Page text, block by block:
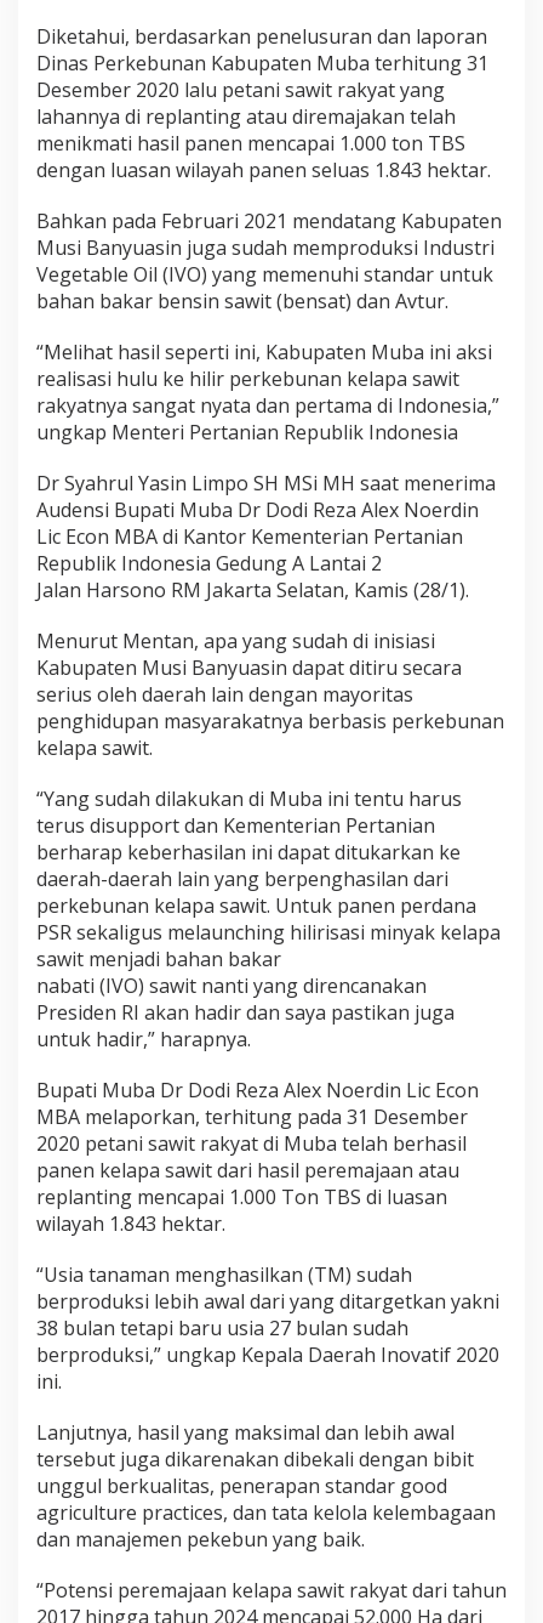
Diketahui, berdasarkan penelusuran dan laporan
Dinas Perkebunan Kabupaten Muba terhitung 31
Desember 2020 lalu petani sawit rakyat yang
lahannya di replanting atau diremajakan telah
menikmati hasil panen mencapai 1.000 ton TBS
dengan luasan wilayah panen seluas 1.843 hektar.
Bahkan pada Februari 2021 mendatang Kabupaten
Musi Banyuasin juga sudah memproduksi Industri
Vegetable Oil (IVO) yang memenuhi standar untuk
bahan bakar bensin sawit (bensat) dan Avtur.
“Melihat hasil seperti ini, Kabupaten Muba ini aksi
realisasi hulu ke hilir perkebunan kelapa sawit
rakyatnya sangat nyata dan pertama di Indonesia,”
ungkap Menteri Pertanian Republik Indonesia
Dr Syahrul Yasin Limpo SH MSi MH saat menerima
Audensi Bupati Muba Dr Dodi Reza Alex Noerdin
Lic Econ MBA di Kantor Kementerian Pertanian
Republik Indonesia Gedung A Lantai 2
Jalan Harsono RM Jakarta Selatan, Kamis (28/1).
Menurut Mentan, apa yang sudah di inisiasi
Kabupaten Musi Banyuasin dapat ditiru secara
serius oleh daerah lain dengan mayoritas
penghidupan masyarakatnya berbasis perkebunan
kelapa sawit.
“Yang sudah dilakukan di Muba ini tentu harus
terus disupport dan Kementerian Pertanian
berharap keberhasilan ini dapat ditukarkan ke
daerah-daerah lain yang berpenghasilan dari
perkebunan kelapa sawit. Untuk panen perdana
PSR sekaligus melaunching hilirisasi minyak kelapa
sawit menjadi bahan bakar
nabati (IVO) sawit nanti yang direncanakan
Presiden RI akan hadir dan saya pastikan juga
untuk hadir,” harapnya.
Bupati Muba Dr Dodi Reza Alex Noerdin Lic Econ
MBA melaporkan, terhitung pada 31 Desember
2020 petani sawit rakyat di Muba telah berhasil
panen kelapa sawit dari hasil peremajaan atau
replanting mencapai 1.000 Ton TBS di luasan
wilayah 1.843 hektar.
“Usia tanaman menghasilkan (TM) sudah
berproduksi lebih awal dari yang ditargetkan yakni
38 bulan tetapi baru usia 27 bulan sudah
berproduksi,” ungkap Kepala Daerah Inovatif 2020
ini.
Lanjutnya, hasil yang maksimal dan lebih awal
tersebut juga dikarenakan dibekali dengan bibit
unggul berkualitas, penerapan standar good
agriculture practices, dan tata kelola kelembagaan
dan manajemen pekebun yang baik.
“Potensi peremajaan kelapa sawit rakyat dari tahun
2017 hingga tahun 2024 mencapai 52.000 Ha dari